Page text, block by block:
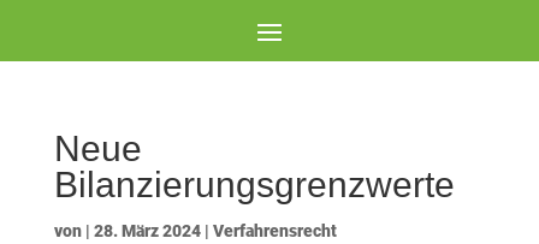
Neue
Bilanzierungsgrenzwerte
von | 28. März 2024| Verfahrensrecht